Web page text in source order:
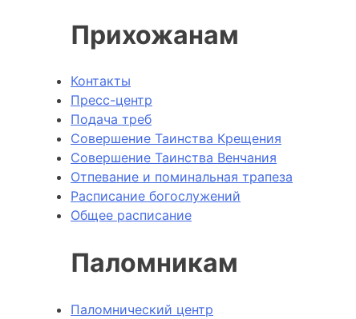
Прихожанам
Контакты
Пресс-центр
Подача треб
Совершение Таинства Крещения
Совершение Таинства Венчания
Отпевание и поминальная трапеза
Расписание богослужений
Общее расписание
Паломникам
Паломнический центр